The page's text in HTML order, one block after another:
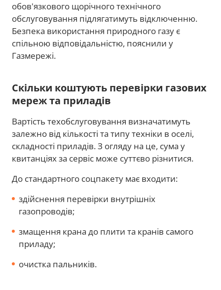
обов'язкового щорічного технічного
обслуговування підлягатимуть відключенню.
Безпека використання природного газу є
спільною відповідальністю, пояснили у
Газмережі.
Скільки коштують перевірки газових
мереж та приладів
Вартість техобслуговування визначатимуть
залежно від кількості та типу техніки в оселі,
складності приладів. З огляду на це, сума у
квитанціях за сервіс може суттєво різнитися.
До стандартного соцпакету має входити:
здійснення перевірки внутрішніх
газопроводів;
змащення крана до плити та кранів самого
приладу;
очистка пальників.